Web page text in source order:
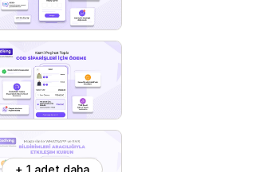
+ 1 adet daha